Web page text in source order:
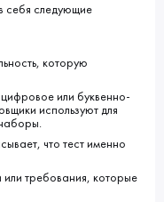
себя следующие
которую
или буквенно-
используют для
что тест именно
или требования, которые